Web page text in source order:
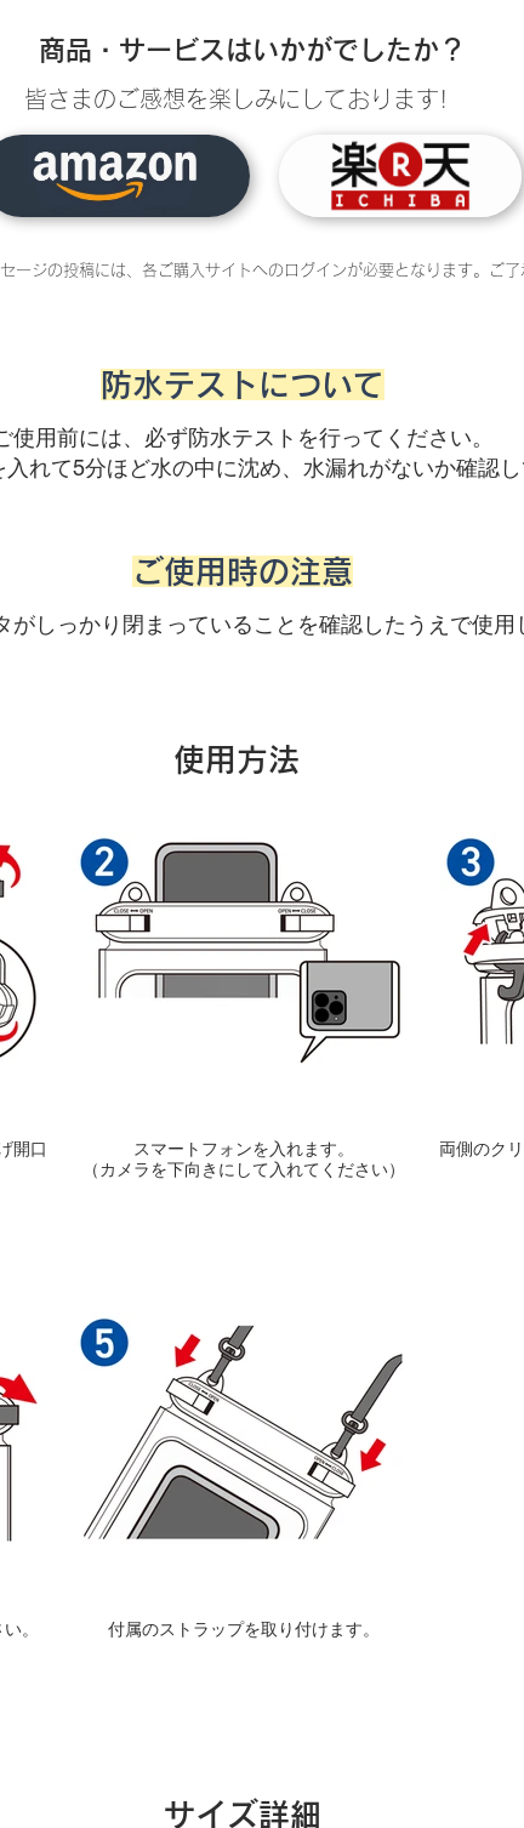
商品・サービスはいかがでしたか？
皆さまのご感想を楽しみにしております!
ージの投稿には、各ご購入サイトへのログインが必要となります。ご了
防水テストについて
使用前には、必ず防水テストを行ってください。
れて5分ほど水の中に沈め、水漏れがないか確認し
ご使用時の注意
がしっかり閉まっていることを確認したうえで使用
​使用方法
開口
スマートフォンを入れます。
（カメラを下向きにして入れてください）
両側のク
。 付属のストラップを取り付けます。
サイズ詳細